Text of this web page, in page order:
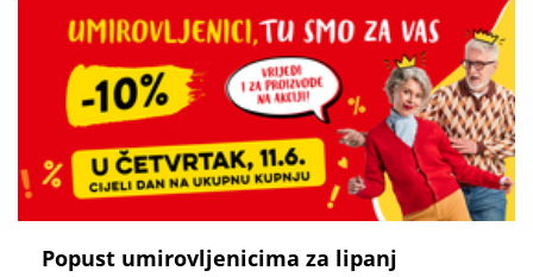
Popust umirovljenicima za lipanj